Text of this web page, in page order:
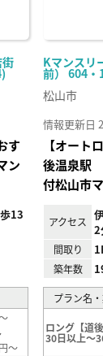
す
ン
13
～
Kマンスリ
前） 604
松山市
情報更新日
【オート
後温泉駅
付松山市
アクセス
2
間取り
築年数
プラン名
ロング【道
30日以上～